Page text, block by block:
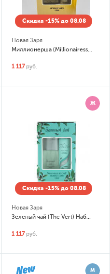
Скидка -15% до 08.08
Новая Заря
Миллионерша (Millionairess) Набор: парфюмированная вода 50мл, дезодорант
1 117 руб.
Ж
Скидка -15% до 08.08
Новая Заря
Зеленый чай (The Vert) Набор: дезодорант 75мл, парфюмированная вода
1 117 руб.
М